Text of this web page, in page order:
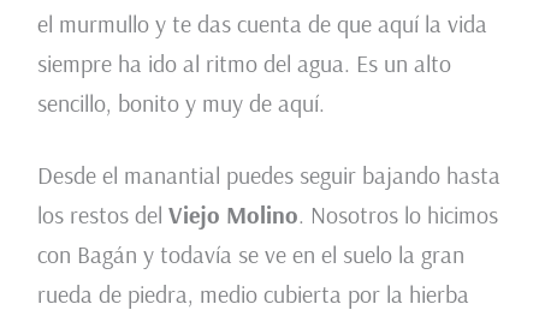
el murmullo y te das cuenta de que aquí la vida
siempre ha ido al ritmo del agua. Es un alto
sencillo, bonito y muy de aquí.
Desde el manantial puedes seguir bajando hasta
los restos del Viejo Molino. Nosotros lo hicimos
con Bagán y todavía se ve en el suelo la gran
rueda de piedra, medio cubierta por la hierba